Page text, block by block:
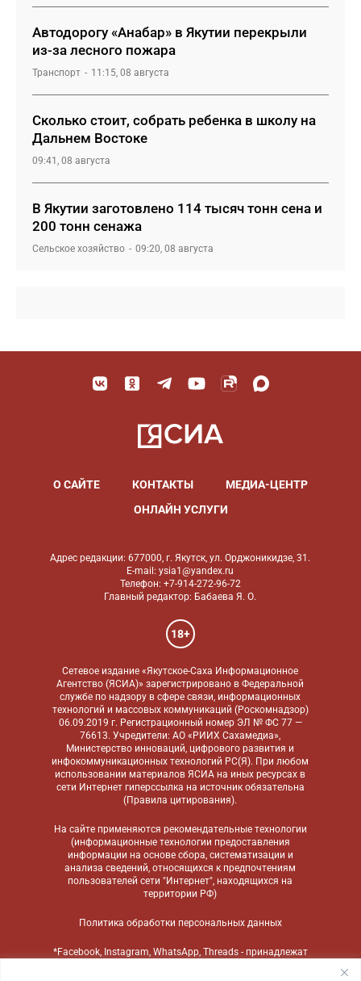
Автодорогу «Анабар» в Якутии перекрыли
из-за лесного пожара
Транспорт 11:15, 08 августа
Сколько стоит, собрать ребенка в школу на
Дальнем Востоке
09:41, 08 августа
В Якутии заготовлено 114 тысяч тонн сена и
200 тонн сенажа
Сельское хозяйство 09:20, 08 августа
О САЙТЕ КОНТАКТЫ
МЕДИА-ЦЕНТР
ОНЛАЙН УСЛУГИ
Адрес редакции: 677000, г. Якутск, ул. Орджоникидзе, 31.
E-mail: ysia1@yandex.ru
Телефон: +7-914-272-96-72
Главный редактор: Бабаева Я. О.
18+
Сетевое издание «Якутское-Саха Информационное
Агентство (ЯСИА)» зарегистрировано в Федеральной
службе по надзору в сфере связи, информационных
технологий и массовых коммуникаций (Роскомнадзор)
06.09.2019 г. Регистрационный номер ЭЛ № ФС 77 —
76613. Учредители: АО «РИИХ Сахамедиа»,
Министерство инноваций, цифрового развития и
инфокоммуникационных технологий РС(Я). При любом
использовании материалов ЯСИА на иных ресурсах в
сети Интернет гиперссылка на источник обязательна
(Правила цитирования).
На сайте применяются рекомендательные технологии
(информационные технологии предоставления
информации на основе сбора, систематизации и
анализа сведений, относящихся к предпочтениям
пользователей сети "Интернет", находящихся на
территории РФ)
Политика обработки персональных данных
*Facebook, Instagram, WhatsApp, Threads - принадлежат